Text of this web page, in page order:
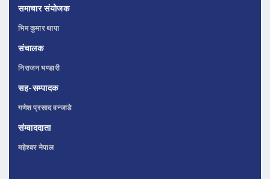
समाचार संयोजक
भिम कुमार थापा
संचालक
निराजन भण्डारी
सह-सम्पादक
गणेश प्रसाद वन्जाडे
संम्वाददाता
महेश्वर नेपाल